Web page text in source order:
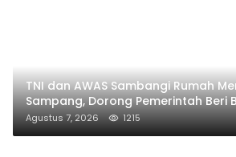
TNI dan AWAS Sambangi Rumah
Sampang, Dorong Pemerintah Beri
Agustus 7, 2026 1215